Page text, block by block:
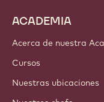
Ingredientes de nuez
Coberturas & Rellenos
Inclusiones
Decoraciones
Aderezos & Salsas